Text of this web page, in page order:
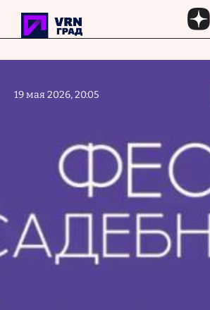
Перейти к основному содержанию
19 мая 2026, 20:05